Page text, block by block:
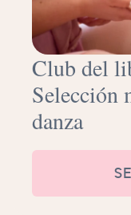
Club del
Selección
danza